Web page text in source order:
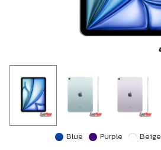
Blue Purple Beige